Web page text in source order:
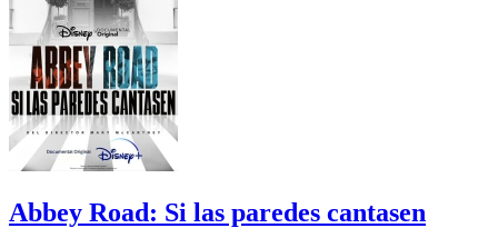
Abbey Road: Si las paredes cantasen